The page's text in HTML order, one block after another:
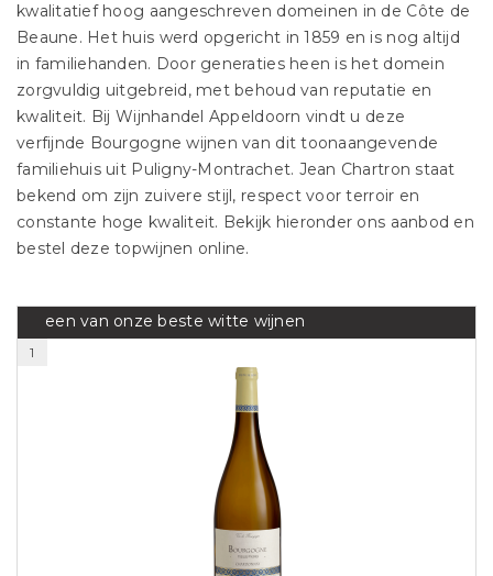
kwalitatief hoog aangeschreven domeinen in de Côte de
Beaune. Het huis werd opgericht in 1859 en is nog altijd
in familiehanden. Door generaties heen is het domein
zorgvuldig uitgebreid, met behoud van reputatie en
kwaliteit. Bij Wijnhandel Appeldoorn vindt u deze
verfijnde Bourgogne wijnen van dit toonaangevende
familiehuis uit Puligny-Montrachet. Jean Chartron staat
bekend om zijn zuivere stijl, respect voor terroir en
constante hoge kwaliteit. Bekijk hieronder ons aanbod en
bestel deze topwijnen online.
een van onze beste witte wijnen
1